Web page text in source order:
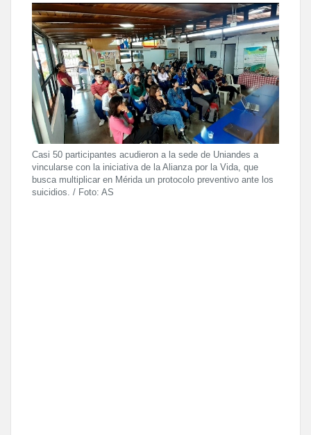
Casi 50 participantes acudieron a la sede de Uniandes a
vincularse con la iniciativa de la Alianza por la Vida, que
busca multiplicar en Mérida un protocolo preventivo ante los
suicidios. / Foto: AS